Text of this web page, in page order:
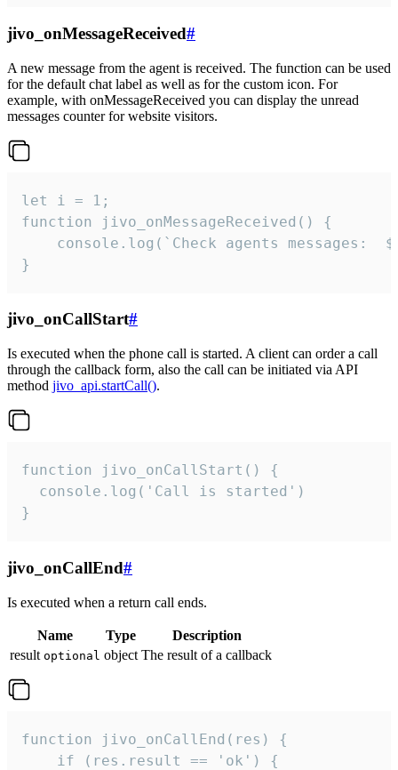
jivo_onMessageReceived#
A new message from the agent is received. The function can be used
for the default chat label as well as for the custom icon. For
example, with onMessageReceived you can display the unread
messages counter for website visitors.
let i = 1;
function jivo_onMessageReceived() {
}
jivo_onCallStart#
Is executed when the phone call is started. A client can order a call
through the callback form, also the call can be initiated via API
method jivo_api.startCall().
function jivo_onCallStart() {
  console.log('Call is started')
}
jivo_onCallEnd#
Is executed when a return call ends.
Name Type
Description
result optional object The result of a callback
function jivo_onCallEnd(res) {
    if (res.result == 'ok') {